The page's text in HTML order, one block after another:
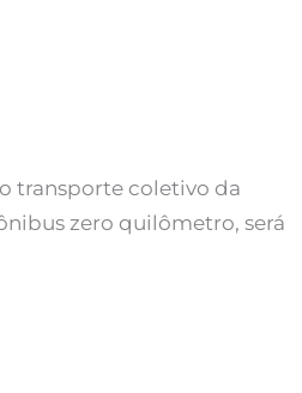
transporte coletivo da
zero quilômetro, será